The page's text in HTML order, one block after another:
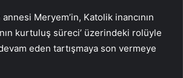
annesi Meryem’in, Katolik inancının
kurtuluş süreci’ üzerindeki rolüyle
eden tartışmaya son vermeye